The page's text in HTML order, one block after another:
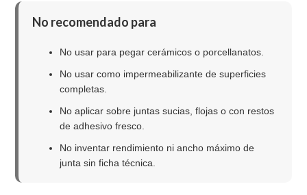
No recomendado para
No usar para pegar cerámicos o porcellanatos.
No usar como impermeabilizante de superficies
completas.
No aplicar sobre juntas sucias, flojas o con restos
de adhesivo fresco.
No inventar rendimiento ni ancho máximo de
junta sin ficha técnica.